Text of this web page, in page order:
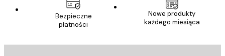
Bezpieczne
płatności
Nowe produkty
każdego miesiąca